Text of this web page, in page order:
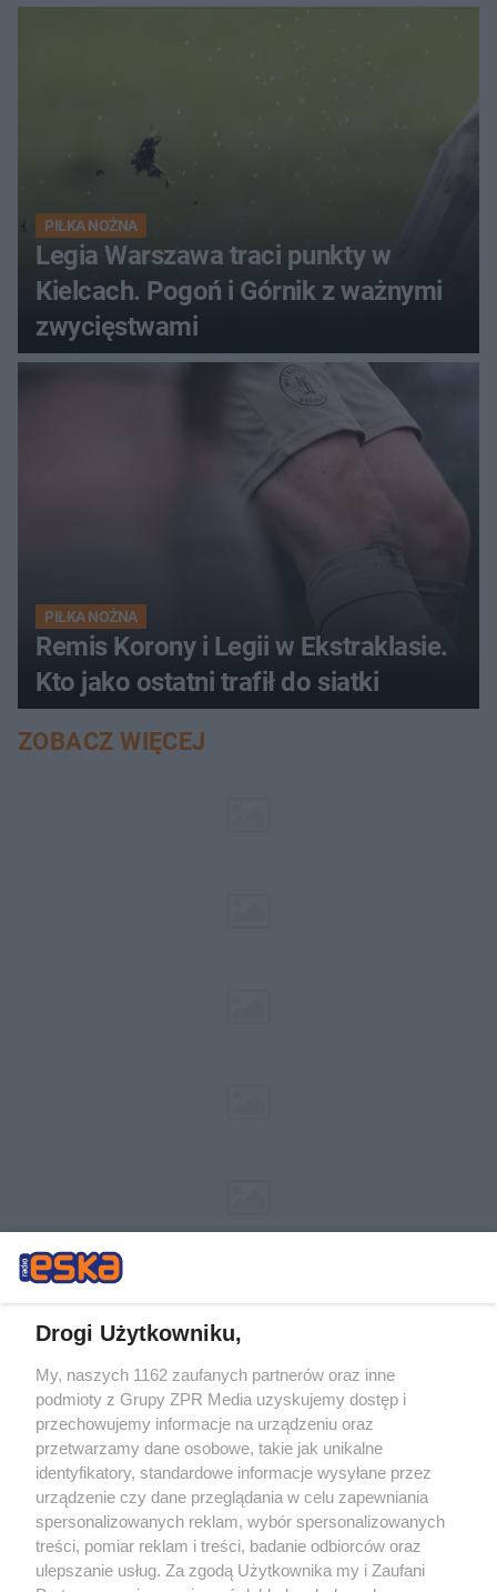
PIŁKA NOŻNA
Legia Warszawa traci punkty w
Kielcach. Pogoń i Górnik z ważnymi
zwycięstwami
PIŁKA NOŻNA
Remis Korony i Legii w Ekstraklasie.
Kto jako ostatni trafił do siatki
ZOBACZ WIĘCEJ
Żaden utwór zamieszczony w serwisie nie może być powielany i
rozpowszechniany lub dalej rozpowszechniany w jakikolwiek sposób (w
tym także elektroniczny lub mechaniczny) na jakimkolwiek polu
eksploatacji w jakiejkolwiek formie, włącznie z umieszczaniem w
Internecie bez pisemnej zgody właściciela praw. Jakiekolwiek użycie lub
wykorzystanie utworów w całości lub w części z naruszeniem prawa,
tzn. bez właściwej zgody, jest zabronione pod groźbą kary i może być
ścigane prawnie.
Drogi Użytkowniku,
My, naszych 1162 zaufanych partnerów oraz inne
podmioty z Grupy ZPR Media uzyskujemy dostęp i
przechowujemy informacje na urządzeniu oraz
przetwarzamy dane osobowe, takie jak unikalne
identyfikatory, standardowe informacje wysyłane przez
urządzenie czy dane przeglądania w celu zapewniania
spersonalizowanych reklam, wybór spersonalizowanych
treści, pomiar reklam i treści, badanie odbiorców oraz
ulepszanie usług. Za zgodą Użytkownika my i Zaufani